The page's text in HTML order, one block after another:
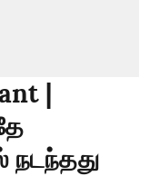
|
நடந்தது